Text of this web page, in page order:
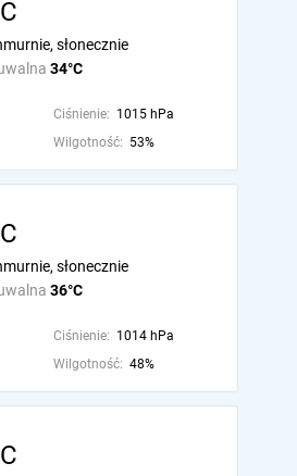
34°C
słonecznie
Ciśnienie: 1015 hPa
Wilgotność: 53%
36°C
słonecznie
Ciśnienie: 1014 hPa
Wilgotność: 48%